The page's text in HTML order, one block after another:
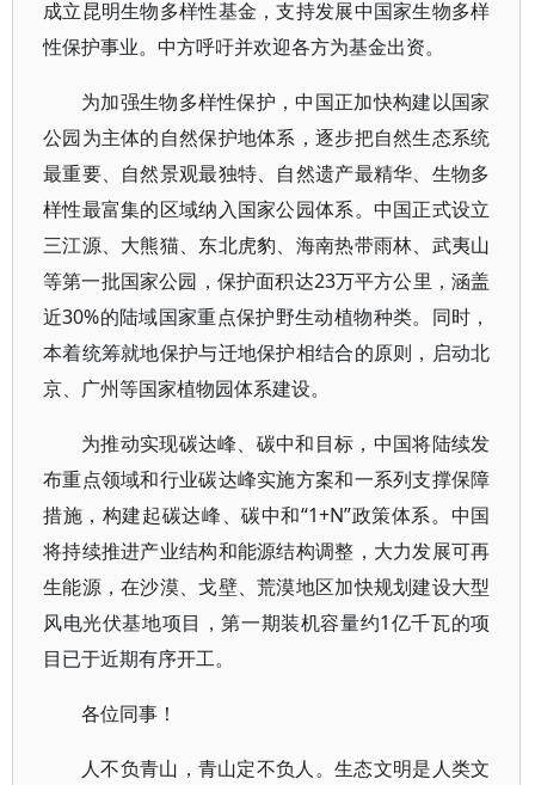
成立昆明生物多样性基金，支持发展中国家生物多样
性保护事业。中方呼吁并欢迎各方为基金出资。
为加强生物多样性保护，中国正加快构建以国家
公园为主体的自然保护地体系，逐步把自然生态系统
最重要、自然景观最独特、自然遗产最精华、生物多
样性最富集的区域纳入国家公园体系。中国正式设立
三江源、大熊猫、东北虎豹、海南热带雨林、武夷山
等第一批国家公园，保护面积达23万平方公里，涵盖
近30%的陆域国家重点保护野生动植物种类。同时，
本着统筹就地保护与迁地保护相结合的原则，启动北
京、广州等国家植物园体系建设。
为推动实现碳达峰、碳中和目标，中国将陆续发
布重点领域和行业碳达峰实施方案和一系列支撑保障
措施，构建起碳达峰、碳中和“1+N”政策体系。中国
将持续推进产业结构和能源结构调整，大力发展可再
生能源，在沙漠、戈壁、荒漠地区加快规划建设大型
风电光伏基地项目，第一期装机容量约1亿千瓦的项
目已于近期有序开工。
各位同事！
人不负青山，青山定不负人。生态文明是人类文